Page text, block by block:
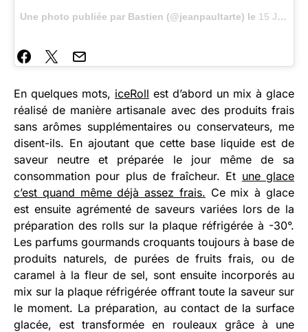
Une photo publiée par Bastien (@jeanpaultarte) le 15 Juin 2015 à 8h34 PDT
En quelques mots, iceRoll est d’abord un mix à glace
réalisé de manière artisanale avec des produits frais
sans arômes supplémentaires ou conservateurs, me
disent-ils. En ajoutant que cette base liquide est de
saveur neutre et préparée le jour même de sa
consommation pour plus de fraîcheur. Et une glace
c’est quand même déjà assez frais. Ce mix à glace
est ensuite agrémenté de saveurs variées lors de la
préparation des rolls sur la plaque réfrigérée à -30°.
Les parfums gourmands croquants toujours à base de
produits naturels, de purées de fruits frais, ou de
caramel à la fleur de sel, sont ensuite incorporés au
mix sur la plaque réfrigérée offrant toute la saveur sur
le moment. La préparation, au contact de la surface
glacée, est transformée en rouleaux grâce à une